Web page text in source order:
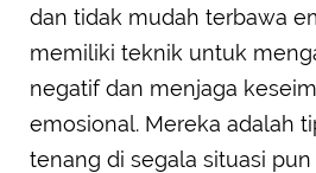
dan tidak mudah terbawa
memiliki teknik untuk
negatif dan menjaga
emosional. Mereka adalah
tenang di segala situasi pun